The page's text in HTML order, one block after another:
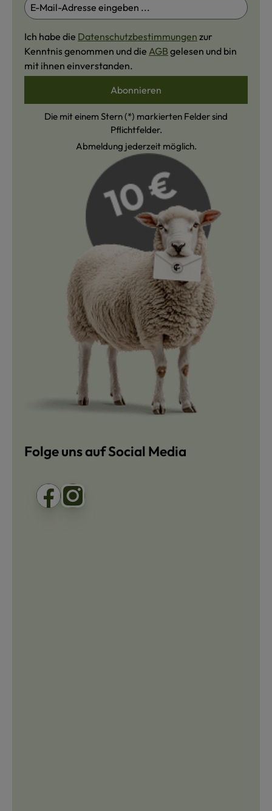
Ich habe die Datenschutzbestimmungen zur
Kenntnis genommen und die AGB gelesen und bin
mit ihnen einverstanden.
Abonnieren
Die mit einem Stern (*) markierten Felder sind
Pflichtfelder.
Abmeldung jederzeit möglich.
Folge uns auf Social Media